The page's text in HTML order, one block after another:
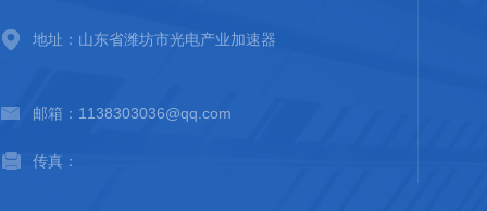
地址：山东省潍坊市光电产业加速器
邮箱：1138303036@qq.com
传真：